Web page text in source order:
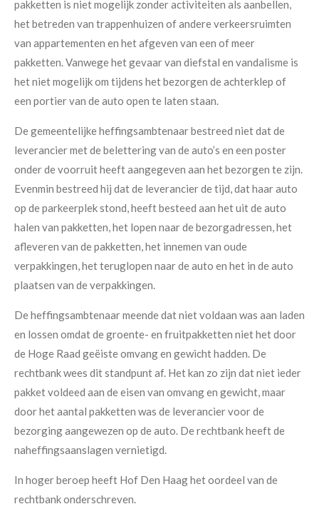
pakketten is niet mogelijk zonder activiteiten als aanbellen,
het betreden van trappenhuizen of andere verkeersruimten
van appartementen en het afgeven van een of meer
pakketten. Vanwege het gevaar van diefstal en vandalisme is
het niet mogelijk om tijdens het bezorgen de achterklep of
een portier van de auto open te laten staan.
De gemeentelijke heffingsambtenaar bestreed niet dat de
leverancier met de belettering van de auto’s en een poster
onder de voorruit heeft aangegeven aan het bezorgen te zijn.
Evenmin bestreed hij dat de leverancier de tijd, dat haar auto
op de parkeerplek stond, heeft besteed aan het uit de auto
halen van pakketten, het lopen naar de bezorgadressen, het
afleveren van de pakketten, het innemen van oude
verpakkingen, het teruglopen naar de auto en het in de auto
plaatsen van de verpakkingen.
De heffingsambtenaar meende dat niet voldaan was aan laden
en lossen omdat de groente- en fruitpakketten niet het door
de Hoge Raad geëiste omvang en gewicht hadden. De
rechtbank wees dit standpunt af. Het kan zo zijn dat niet ieder
pakket voldeed aan de eisen van omvang en gewicht, maar
door het aantal pakketten was de leverancier voor de
bezorging aangewezen op de auto. De rechtbank heeft de
naheffingsaanslagen vernietigd.
In hoger beroep heeft Hof Den Haag het oordeel van de
rechtbank onderschreven.